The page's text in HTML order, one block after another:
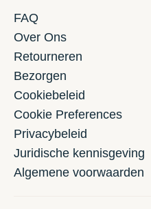
FAQ
Over Ons
Retourneren
Bezorgen
Cookiebeleid
Cookie Preferences
Privacybeleid
Juridische kennisgeving
Algemene voorwaarden